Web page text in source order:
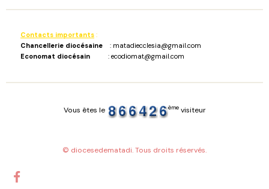
Contacts importants :
Chancellerie diocésaine : matadiecclesia@gmail.com
Economat diocésain : ecodiomat@gmail.com
Vous êtes le èmevisiteur
© diocesedematadi. Tous droits réservés.